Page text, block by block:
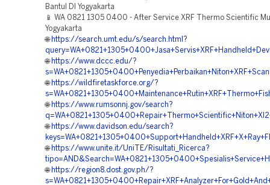
Bantul DI Yogyakarta
📱 WA 0821 1305 0400 - After Service XRF Thermo Scientific
Yogyakarta
🌐 https://search.umt.edu/s/search.html?
🌐 https://www.dccc.edu/?
🌐 https://wildfiretaskforce.org/?
🌐 https://www.rumsonnj.gov/search?
🌐 https://www.davidson.edu/search?
🌐 https://www.unite.it/UniTE/Risultati_Ricerca?
🌐 https://region8.dost.gov.ph/?